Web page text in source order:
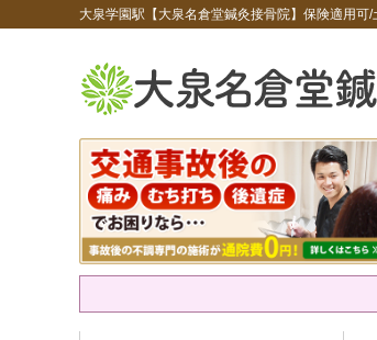
大泉学園駅【大泉名倉堂鍼灸接骨院】保険適用可/